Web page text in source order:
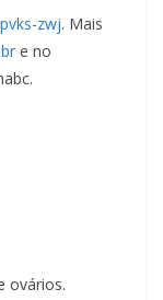
zwj. Mais
e no
ovários.